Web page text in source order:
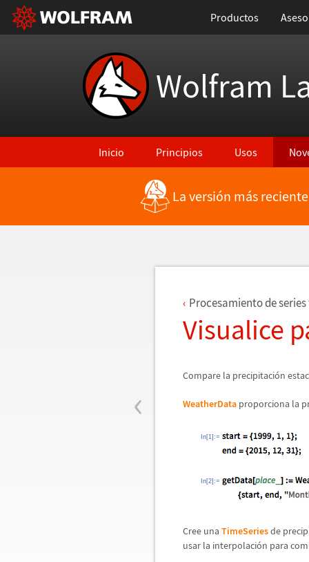
Productos
Wolfram
Inicio Principios Usos
Regresar a Características más recientes
La versión más
‹
Procesamiento de
Visualice
Compare la precipitación
WeatherData proporciona la
In[1]:=
In[2]:=
Cree una TimeSeriesde
usar la interpolación para